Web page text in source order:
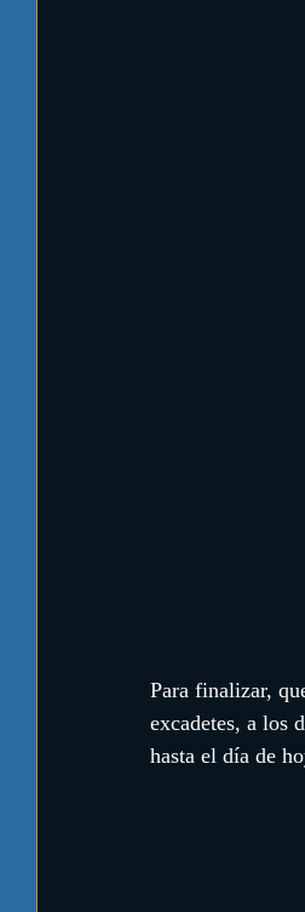
Para finalizar,
excadetes, a los
hasta el día de